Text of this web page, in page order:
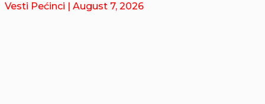
Vesti Pećinci | August 7, 2026